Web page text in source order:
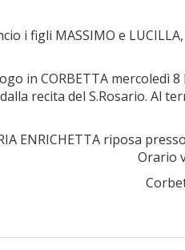
i figli MASSIMO e
in CORBETTA mercoledì
recita del S.Rosario. Al
ENRICHETTA riposa
Orario